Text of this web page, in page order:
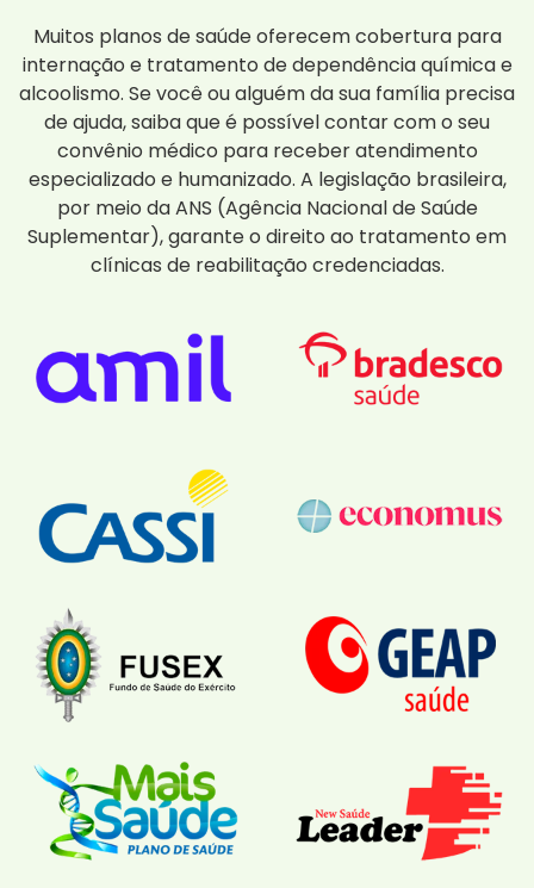
Muitos planos de saúde oferecem cobertura para
internação e tratamento de dependência química e
alcoolismo. Se você ou alguém da sua família precisa
de ajuda, saiba que é possível contar com o seu
convênio médico para receber atendimento
especializado e humanizado. A legislação brasileira,
por meio da ANS (Agência Nacional de Saúde
Suplementar), garante o direito ao tratamento em
clínicas de reabilitação credenciadas.